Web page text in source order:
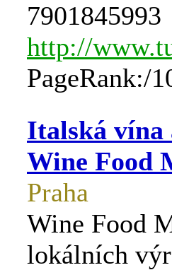
7901845993
http://
PageRank:/
Italská vína
Wine Food
Praha
Wine Food
lokálních